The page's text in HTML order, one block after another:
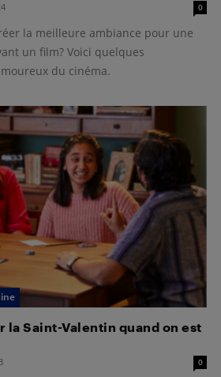
0
la meilleure ambiance pour une
un film? Voici quelques
du cinéma.
la Saint-Valentin quand on est
0